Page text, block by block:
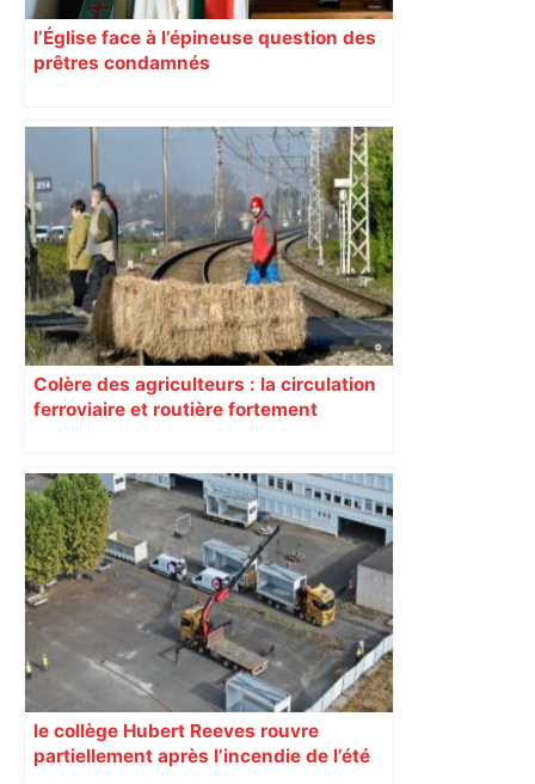
l’Église face à l’épineuse question des
prêtres condamnés
Colère des agriculteurs : la circulation
ferroviaire et routière fortement
le collège Hubert Reeves rouvre
partiellement après l’incendie de l’été